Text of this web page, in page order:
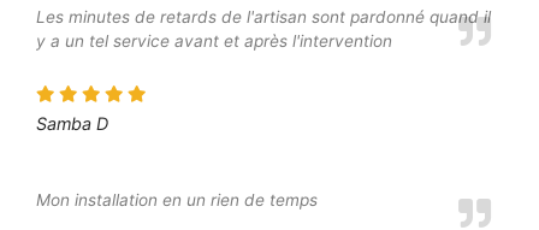
Les minutes de retards de l'artisan sont pardonné quand il
y a un tel service avant et après l'intervention
Samba D
Mon installation en un rien de temps